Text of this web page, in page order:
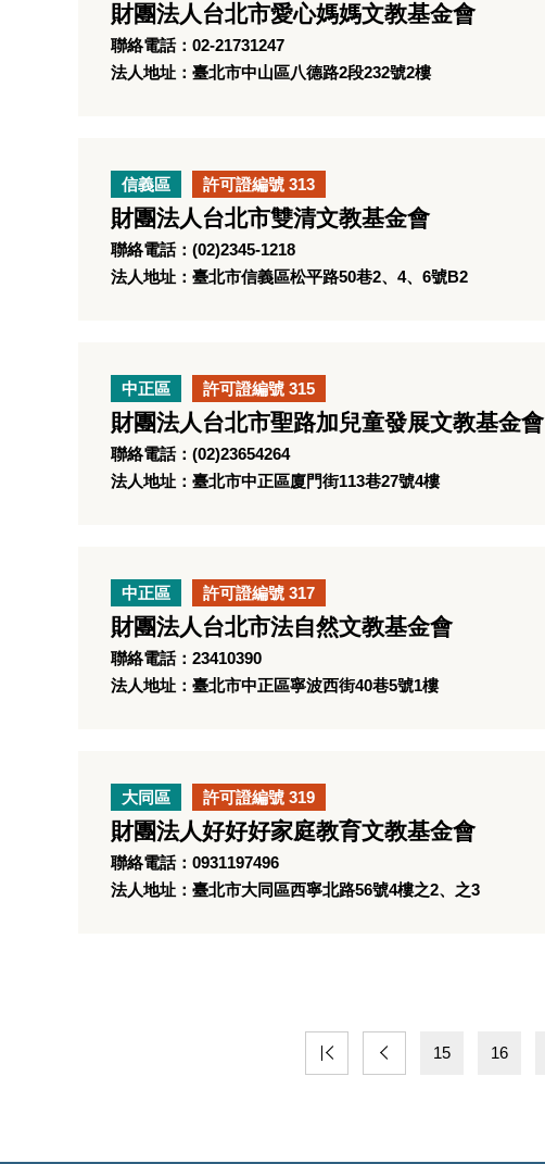
財團法人台北市愛心媽媽文教基金會
聯絡電話：02-21731247
法人地址：臺北市中山區八德路2段232號2樓
信義區 許可證編號 313
財團法人台北市雙清文教基金會
聯絡電話：(02)2345-1218
法人地址：臺北市信義區松平路50巷2、4、6號B2
中正區 許可證編號 315
財團法人台北市聖路加兒童發展文教基金會
聯絡電話：(02)23654264
法人地址：臺北市中正區廈門街113巷27號4樓
中正區 許可證編號 317
財團法人台北市法自然文教基金會
聯絡電話：23410390
法人地址：臺北市中正區寧波西街40巷5號1樓
大同區 許可證編號 319
財團法人好好好家庭教育文教基金會
聯絡電話：0931197496
法人地址：臺北市大同區西寧北路56號4樓之2、之3
15 16